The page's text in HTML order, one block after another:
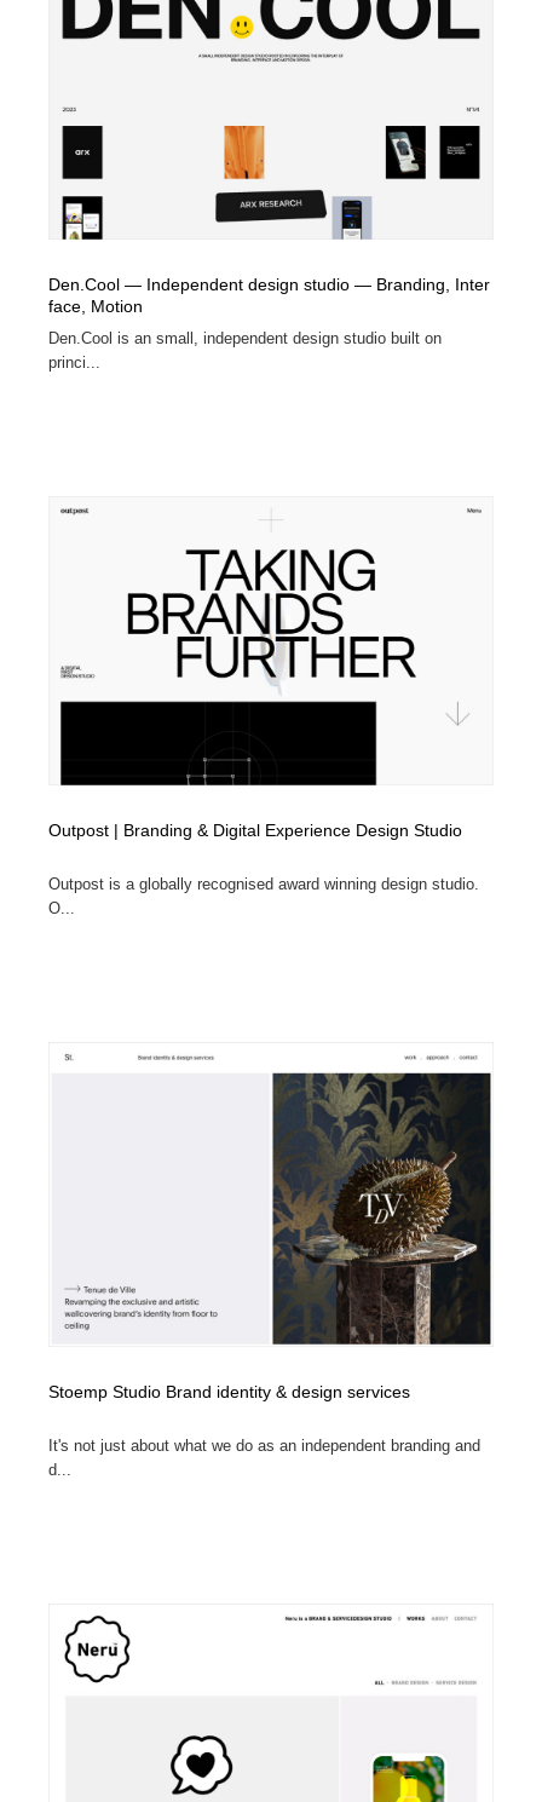
Den.Cool — Independent design studio — Branding, Inter
face, Motion
Den.Cool is an small, independent design studio built on
princi...
Outpost | Branding & Digital Experience Design Studio
Outpost is a globally recognised award winning design studio.
O...
Stoemp Studio Brand identity & design services
It's not just about what we do as an independent branding and
d...